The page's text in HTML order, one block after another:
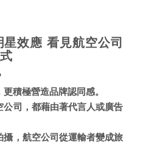
效應 看見航空公司
積極營造品牌認同感。
公司，都藉由著代言人或廣告
攝，航空公司從運輸者變成旅